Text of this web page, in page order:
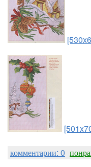
комментарии: 0